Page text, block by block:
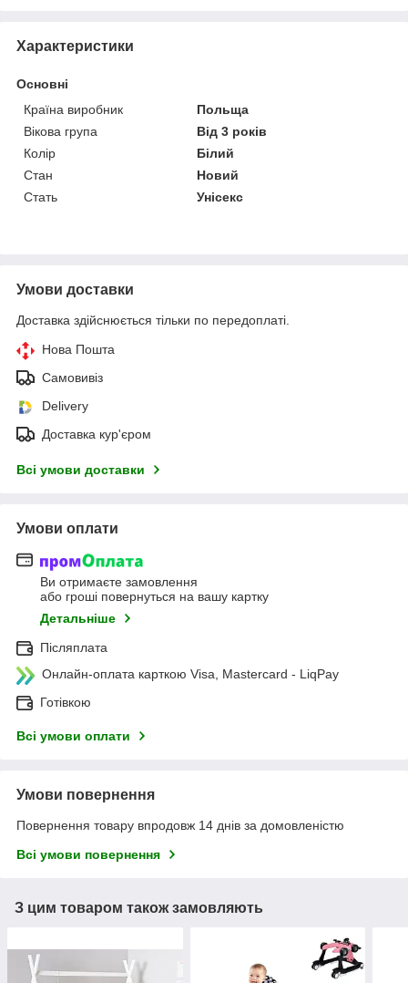
Характеристики
Основні
Країна виробник
Польща
Вікова група
Від 3 років
Колір
Білий
Стан
Новий
Стать
Унісекс
Умови доставки
Доставка здійснюється тільки по передоплаті.
Нова Пошта
Самовивіз
Delivery
Доставка кур'єром
Всі умови доставки
Умови оплати
Ви отримаєте замовлення
або гроші повернуться на вашу картку
Детальніше
Післяплата
Онлайн-оплата карткою Visa, Mastercard - LiqPay
Готівкою
Всі умови оплати
Умови повернення
Повернення товару впродовж 14 днів за домовленістю
Всі умови повернення
З цим товаром також замовляють